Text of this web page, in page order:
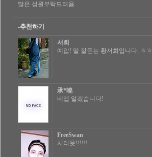
많은 성원부탁드려욤.
-추천하기
서희
예압! 말 잘듣는 황서희입니다. ㅎㅎ
承*曉
네엡 알겠습니다!
FreeSwan
시러욧!!!!!!